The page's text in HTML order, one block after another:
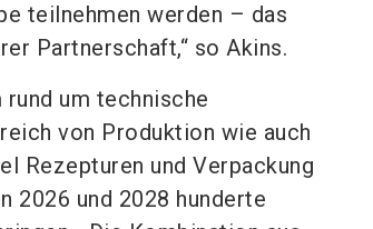
teilnehmen werden – das
Partnerschaft,“ so Akins.
um technische
von Produktion wie auch
Rezepturen und Verpackung
2026 und 2028 hunderte